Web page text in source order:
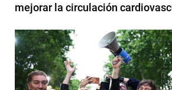
mejorar la circulación